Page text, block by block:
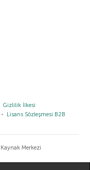
Gizlilik İlkesi
Lisans Sözleşmesi B2B
Kaynak Merkezi